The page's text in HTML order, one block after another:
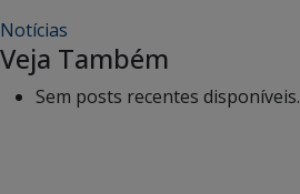
Notícias
Veja Também
Sem posts recentes disponíveis.